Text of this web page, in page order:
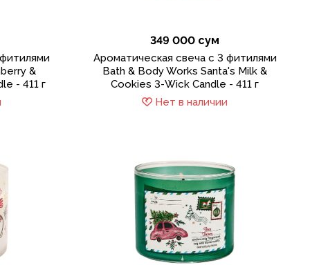
&
- 411 г
349 000 сум
Ароматическая свеча с 3 фитилями
Bath & Body Works Santa's Milk &
Cookies 3-Wick Candle - 411 г
Нет в наличии